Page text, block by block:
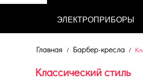
ЭЛЕКТРОПРИБОРЫ
Главная / Барбер-кресла /
Классический стиль